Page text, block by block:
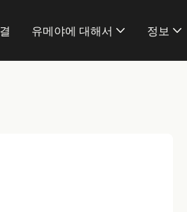
유메야에 대해서 정보